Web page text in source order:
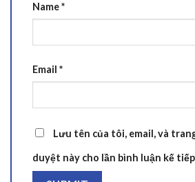
Name*
Email *
Lưu tên của tôi, email, và
duyệt này cho lần bình luận kế